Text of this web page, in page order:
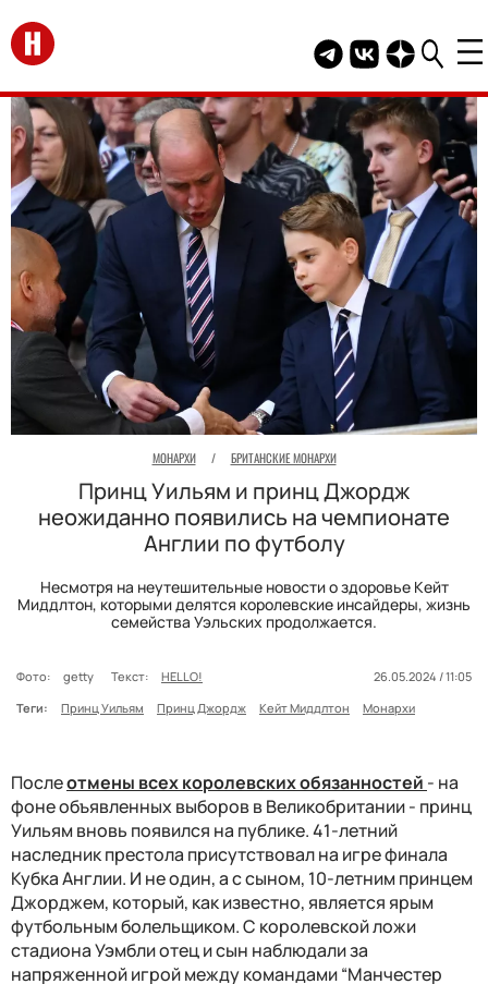
Перейти на главную
Telegram канал
Группа HELLO
Канал
МОНАРХИ / БРИТАНСКИЕ МОНАРХИ
Принц Уильям и принц Джордж
неожиданно появились на чемпионате
Англии по футболу
Несмотря на неутешительные новости о здоровье Кейт
Миддлтон, которыми делятся королевские инсайдеры, жизнь
семейства Уэльских продолжается.
Фото: getty Текст: HELLO!
26.05.2024 / 11:05
Теги:
Принц Уильям Принц Джордж Кейт Миддлтон Монархи
Послеотмены всех королевских обязанностей - на
фоне объявленных выборов в Великобритании - принц
Уильям вновь появился на публике. 41-летний
наследник престола присутствовал на игре финала
Кубка Англии. И не один, а с сыном, 10-летним принцем
Джорджем, который, как известно, является ярым
футбольным болельщиком. С королевской ложи
стадиона Уэмбли отец и сын наблюдали за
напряженной игрой между командами “Манчестер